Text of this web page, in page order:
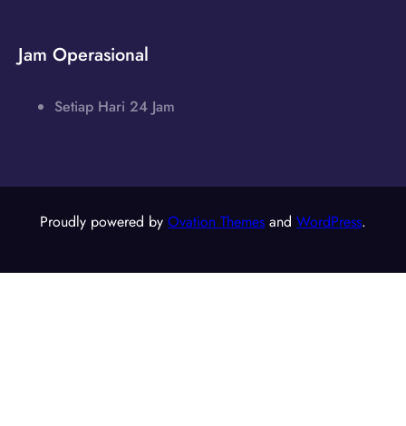
Jam Operasional
Setiap Hari 24 Jam
Proudly powered by Ovation Themes and WordPress.